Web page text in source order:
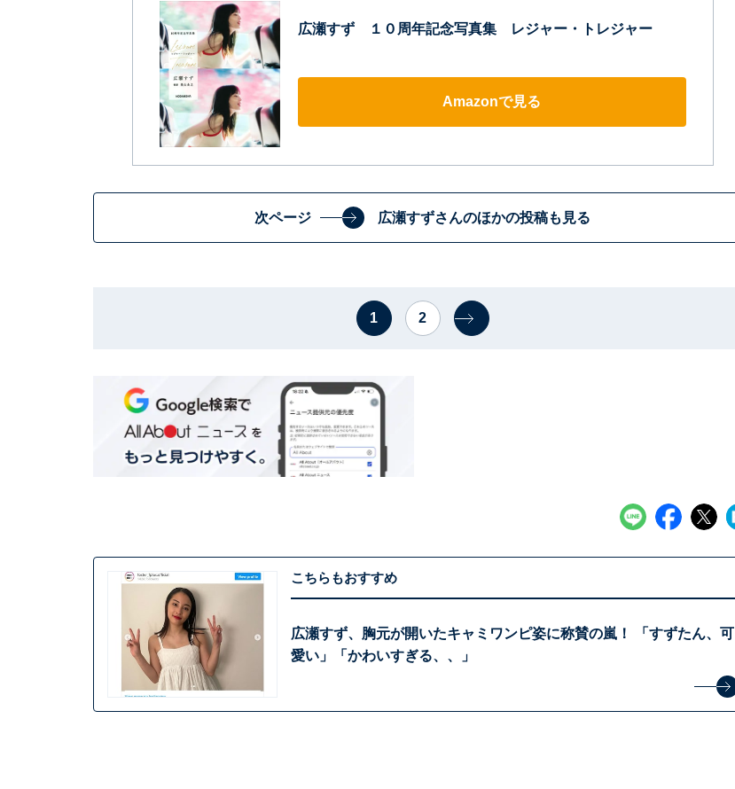
広瀬すず １０周年記念写真集 レジャー・トレジャー
Amazonで見る
次ページ 広瀬すずさんのほかの投稿も見る
1 2
こちらもおすすめ
広瀬すず、胸元が開いたキャミワンピ姿に称賛の嵐！ 「すずたん、可
愛い」「かわいすぎる、、」